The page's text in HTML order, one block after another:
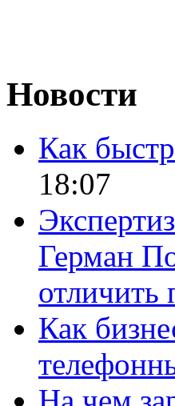
Новости
Как
18:07
Герман
отличить
Как